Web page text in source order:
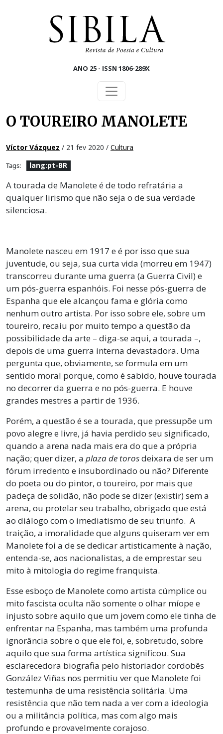
ANO 25 - ISSN 1806-289X
O TOUREIRO MANOLETE
Víctor Vázquez / 21 fev 2020 / Cultura
Tags: lang:pt-BR
A tourada de Manolete é de todo refratária a
qualquer lirismo que não seja o de sua verdade
silenciosa.
Manolete nasceu em 1917 e é por isso que sua
juventude, ou seja, sua curta vida (morreu em 1947)
transcorreu durante uma guerra (a Guerra Civil) e
um pós-guerra espanhóis. Foi nesse pós-guerra de
Espanha que ele alcançou fama e glória como
nenhum outro artista. Por isso sobre ele, sobre um
toureiro, recaiu por muito tempo a questão da
possibilidade da arte – diga-se aqui, a tourada –,
depois de uma guerra interna devastadora. Uma
pergunta que, obviamente, se formula em um
sentido moral porque, como é sabido, houve tourada
no decorrer da guerra e no pós-guerra. E houve
grandes mestres a partir de 1936.
Porém, a questão é se a tourada, que pressupõe um
povo alegre e livre, já havia perdido seu significado,
quando a arena nada mais era do que a própria
nação; quer dizer, a plaza de torosdeixara de ser um
fórum irredento e insubordinado ou não? Diferente
do poeta ou do pintor, o toureiro, por mais que
padeça de solidão, não pode se dizer (existir) sem a
arena, ou protelar seu trabalho, obrigado que está
ao diálogo com o imediatismo de seu triunfo. A
traição, a imoralidade que alguns quiseram ver em
Manolete foi a de se dedicar artisticamente à nação,
entenda-se, aos nacionalistas, a de emprestar seu
mito à mitologia do regime franquista.
Esse esboço de Manolete como artista cúmplice ou
mito fascista oculta não somente o olhar míope e
injusto sobre aquilo que um jovem como ele tinha de
enfrentar na Espanha, mas também uma profunda
ignorância sobre o que ele foi, e, sobretudo, sobre
aquilo que sua forma artística significou. Sua
esclarecedora biografia pelo historiador cordobês
González Viñas nos permitiu ver que Manolete foi
testemunha de uma resistência solitária. Uma
resistência que não tem nada a ver com a ideologia
ou a militância política, mas com algo mais
profundo e provavelmente corajoso.